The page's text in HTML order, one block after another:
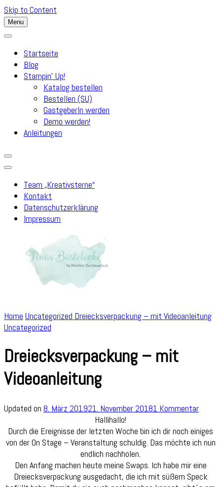
Skip to Content
Menu
Startseite
Blog
Stampin’ Up!
Katalog bestellen
Bestellen (SU)
GastgeberIn werden
Demo werden!
Anleitungen
Team „Kreativsterne“
Kontakt
Datenschutzerklärung
Impressum
Home Uncategorized Dreiecksverpackung – mit Videoanleitung
Uncategorized
Dreiecksverpackung – mit
Videoanleitung
Updated on 8. März 201921. November 20181 Kommentarzu
–
mit
Hallihallo!
Durch die Ereignisse der letzten Woche bin ich dir noch einiges
von der On Stage – Veranstaltung schuldig. Das möchte ich nun
endlich nachholen.
Den Anfang machen heute meine Swaps. Ich habe mir eine
Dreiecksverpackung ausgedacht, die ich mit süßem Speck